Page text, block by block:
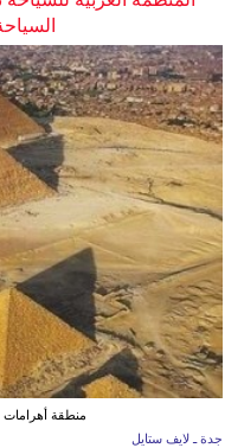
السياحة
منطقة أهرامات
جدة ـ لايف ستايل